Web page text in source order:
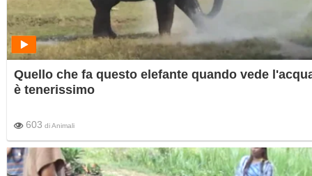
Quello che fa questo elefante quando vede
è tenerissimo
603 diAnimali